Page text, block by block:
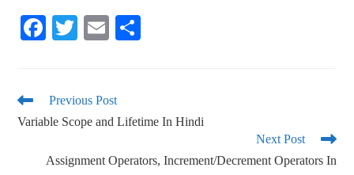
Fa
ok
T
r
E
Previous Post
Variable Scope and Lifetime In Hindi
Next Post
Assignment Operators, Increment/Decrement Operators In